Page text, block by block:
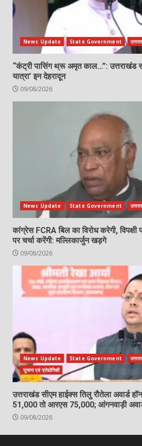
News Update State Government
“कंट्री पासिंग थ्रू अमृत काल…”: उत्तराखंड
यात्रा’ इन देहरादून
09/08/2026
News Update State Government
कांग्रेस FCRA बिल का विरोध करेगी, विपक्षी
पर चर्चा करेंगी: मल्लिकार्जुन खड़गे
09/08/2026
News Update State Government
सुचना एवं प्रोद्योगिकी
उत्तराखंड सीएम हाईक्स तिलु रौतेला अवार्ड
51,000 तो आरएस 75,000; आंगनवाड़ी
09/08/2026